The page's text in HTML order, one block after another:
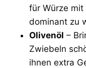
für Würze
dominant zu
Olivenöl –
Zwiebeln
ihnen extra